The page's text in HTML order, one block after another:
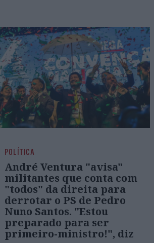
POLÍTICA
André Ventura "avisa"
militantes que conta com
"todos" da direita para
derrotar o PS de Pedro
Nuno Santos. "Estou
preparado para ser
primeiro-ministro!", diz